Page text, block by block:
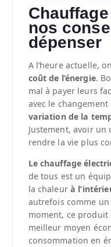
nos
dépenser
A l’heure actuelle,
coût de l’énergie.
mal à payer leurs
avec le
variation de la
Justement, avoir
rendre la vie plus
Le chauffage
de tous est un
la chaleurà
autrefois comme
moment, ce produit
meilleur moyen
consommation en